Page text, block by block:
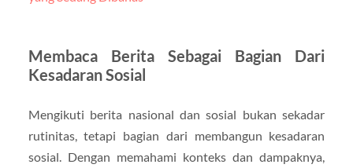
Membaca Berita Sebagai Bagian Dari
Kesadaran Sosial
Mengikuti berita nasional dan sosial bukan sekadar
rutinitas, tetapi bagian dari membangun kesadaran
sosial. Dengan memahami konteks dan dampaknya,